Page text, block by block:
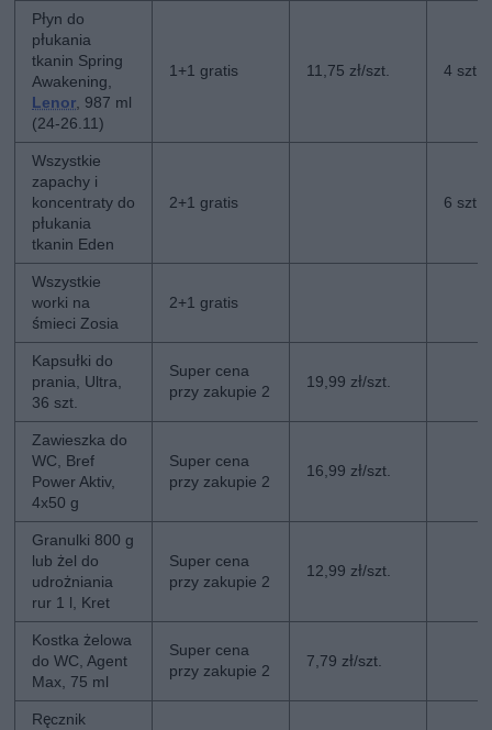
Płyn do
płukania
tkanin Spring
Awakening,
Lenor, 987 ml
(24-26.11)
1+1 gratis 11,75 zł/szt. 4 szt.
Wszystkie
zapachy i
koncentraty do
płukania
tkanin Eden
2+1 gratis 6 szt.
Wszystkie
worki na
śmieci Zosia
2+1 gratis
Kapsułki do
prania, Ultra,
36 szt.
Super cena
przy zakupie 2
19,99 zł/szt.
Zawieszka do
WC, Bref
Power Aktiv,
4x50 g
Super cena
przy zakupie 2
16,99 zł/szt.
Granulki 800 g
lub żel do
udrożniania
rur 1 l, Kret
Super cena
przy zakupie 2
12,99 zł/szt.
Kostka żelowa
do WC, Agent
Max, 75 ml
Super cena
przy zakupie 2
7,79 zł/szt.
Ręcznik